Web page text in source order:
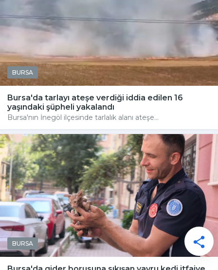
BURSA
Bursa'da tarlayı ateşe verdiği iddia edilen 16
yaşındaki şüpheli yakalandı
Bursa'nın İnegöl ilçesinde tarlalık alanı ateşe...
BURSA